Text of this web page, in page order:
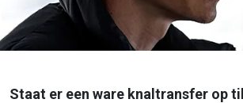
Staat er een ware knaltransfer op